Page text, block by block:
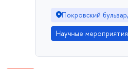
Покровский
Научные мероприятия